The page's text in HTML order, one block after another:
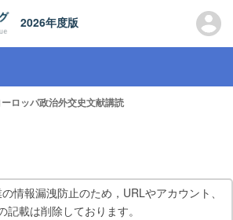
2026年度版
ーロッパ政治外交史文献講読
情報漏洩防止のため，URLやアカウント、
記載は削除しております。